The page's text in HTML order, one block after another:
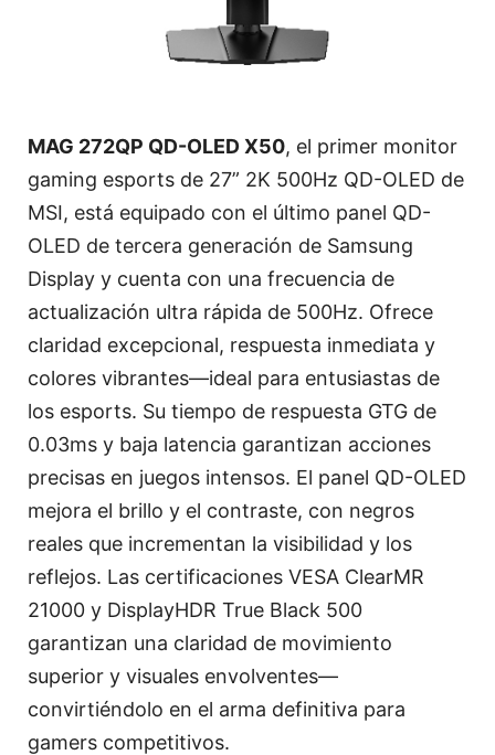
MAG 272QP QD-OLED X50, el primer monitor
gaming esports de 27” 2K 500Hz QD-OLED de
MSI, está equipado con el último panel QD-
OLED de tercera generación de Samsung
Display y cuenta con una frecuencia de
actualización ultra rápida de 500Hz. Ofrece
claridad excepcional, respuesta inmediata y
colores vibrantes—ideal para entusiastas de
los esports. Su tiempo de respuesta GTG de
0.03ms y baja latencia garantizan acciones
precisas en juegos intensos. El panel QD-OLED
mejora el brillo y el contraste, con negros
reales que incrementan la visibilidad y los
reflejos. Las certificaciones VESA ClearMR
21000 y DisplayHDR True Black 500
garantizan una claridad de movimiento
superior y visuales envolventes—
convirtiéndolo en el arma definitiva para
gamers competitivos.